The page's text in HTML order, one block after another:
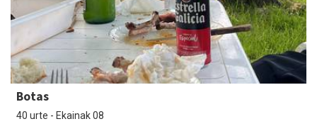
Botas
40 urte - Ekainak 08